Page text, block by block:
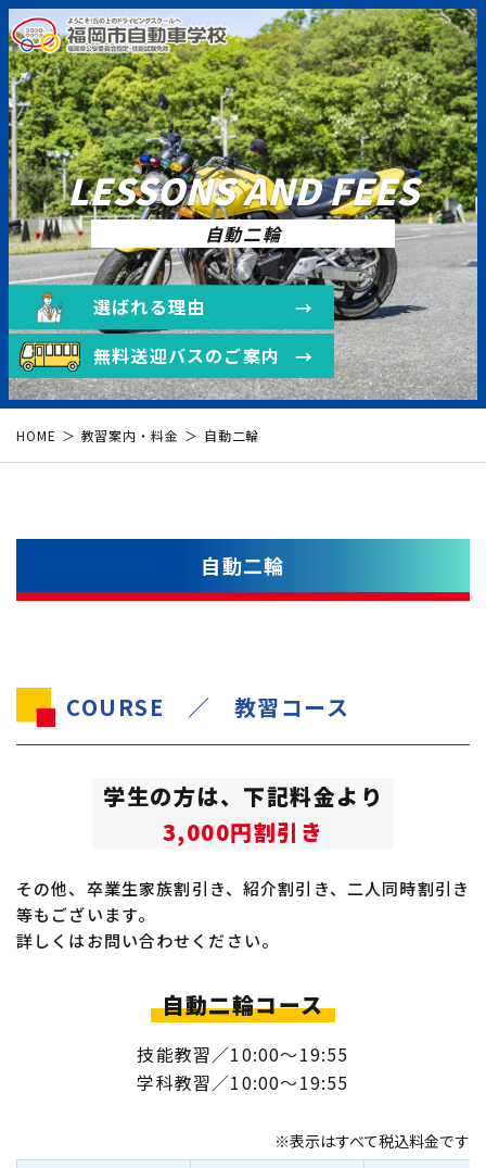
LESSONS AND FEES
自動二輪
無料送迎バスのご案内
選ばれる理由
HOME 教習案内・料金 自動二輪
自動二輪
COURSE ／ 教習コース
学生の方は、下記料金より
3,000円割引き
その他、卒業生家族割引き、紹介割引き、二人同時割引き
等もございます。
詳しくはお問い合わせください。
自動二輪コース
技能教習／10:00〜19:55
学科教習／10:00〜19:55
※表示はすべて税込料金です